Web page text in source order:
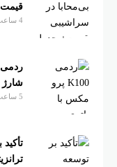
قیمت
4 ساعت قبل
شارژ
5 ساعت قبل